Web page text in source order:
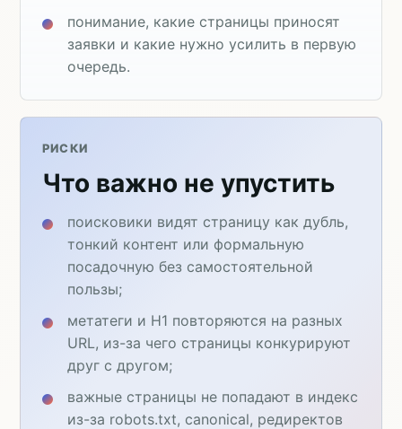
понимание, какие страницы приносят
заявки и какие нужно усилить в первую
очередь.
РИСКИ
Что важно не упустить
поисковики видят страницу как дубль,
тонкий контент или формальную
посадочную без самостоятельной
пользы;
метатеги и H1 повторяются на разных
URL, из-за чего страницы конкурируют
друг с другом;
важные страницы не попадают в индекс
из-за robots.txt, canonical, редиректов